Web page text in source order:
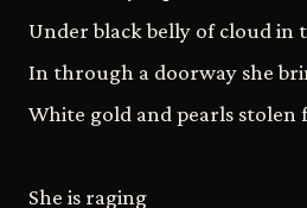
Under black belly of cloud in
In through a doorway she
White gold and pearls stolen
She is raging